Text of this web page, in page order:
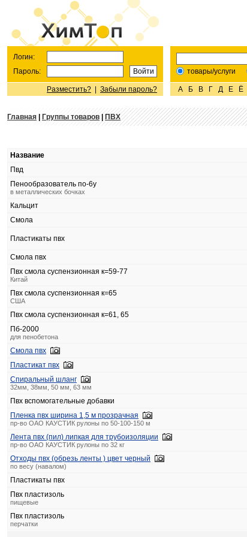
Логин:
Пароль:
Разместить? Забыли пароль?
товары/услуги
А Б В Г Д Е Ё
Главная Группы товаров|ПВХ
Название
Пвд
Пенообразователь по-6у
в металлических бочках
Кальцит
Смола
Пластикаты пвх
Смола пвх
Пвх смола суспензионная к=59-77
Китай
Пвх смола суспензионная к=65
США
Пвх смола суспензионная к=61, 65
Пб-2000
для пенобетона
Смола пвх
Пластикат пвх
Спиральный шланг
32мм, 38мм, 50 мм, 63 мм
Пвх вспомогательные добавки
Пленка пвх ширина 1,5 м прозрачная
пр-во ОАО КАУСТИК рулоны по 50-100-150 м
Лента пвх (пил) липкая для трубоизоляции
пр-во ОАО КАУСТИК рулоны по 32 кг
Отходы пвх (обрезь ленты ) цвет черный
по весу (навалом)
Пластикаты пвх
Пвх пластизоль
пищевые
Пвх пластизоль
перчатки